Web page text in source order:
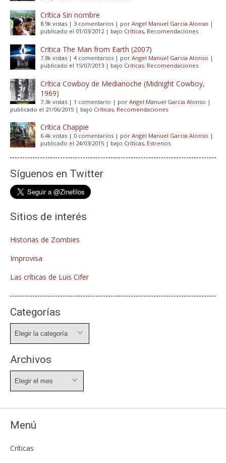
Crítica Sin nombre
8.9k vistas | 3 comentarios | por Angel Manuel Garcia Alonso |
publicado el 01/03/2012| bajo Críticas, Recomendaciones
Critica The Man from Earth (2007)
7.8k vistas | 4 comentarios | por Angel Manuel Garcia Alonso |
publicado el 15/07/2013 | bajo Críticas, Recomendaciones
Crítica Cowboy de Medianoche (Midnight Cowboy,
1969)
7.3k vistas | 1 comentario | por Angel Manuel Garcia Alonso |
publicado el 21/06/2015 | bajo Críticas, Recomendaciones
Crítica Chappie
6.4k vistas | 0 comentarios | por Angel Manuel Garcia Alonso |
publicado el 24/03/2015 | bajo Críticas, Estrenos
Síguenos en Twitter
Sitios de interés
Historias de Zombies
Improvisa
Las críticas de Luis Cifer
Categorías
Archivos
Menú
Críticas